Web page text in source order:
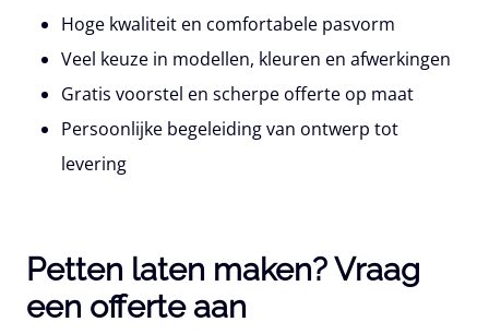
Hoge kwaliteit en comfortabele pasvorm
Veel keuze in modellen, kleuren en afwerkingen
Gratis voorstel en scherpe offerte op maat
Persoonlijke begeleidingvan ontwerp tot
levering
Petten laten maken? Vraag
een offerte aan